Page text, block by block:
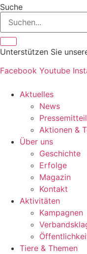
springen
Suche
Unterstützen Sie
Facebook Youtube
Aktuelles
News
Aktionen &
Über uns
Geschichte
Erfolge
Magazin
Kontakt
Aktivitäten
Kampagnen
Tiere & Themen